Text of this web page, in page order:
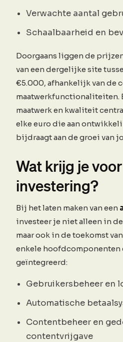
Verwachte aantal
Schaalbaarheid en
Doorgaans liggen de
van een dergelijke site
€5.000, afhankelijk van de
maatwerkfunctionaliteiten.
maatwerk en kwaliteit
elke euro die aan
bijdraagt aan de groei van
Wat krijg je
investering?
Bij het laten maken van een
investeer je niet alleen in
maar ook in de toekomst
enkele hoofdcomponenten
geïntegreerd:
Gebruikersbeheer en
Automatische
Contentbeheer en
contentvrijgave